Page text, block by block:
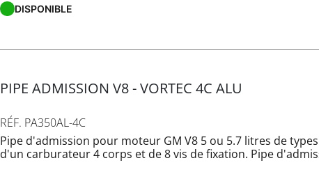
DISPONIBLE
PIPE ADMISSION V8 - VORTEC 4C ALU
RÉF. PA350AL-4C
Pipe d'admission pour moteur GM V8 5 ou 5.7 litres de
d'un carburateur 4 corps et de 8 vis de fixation. Pipe